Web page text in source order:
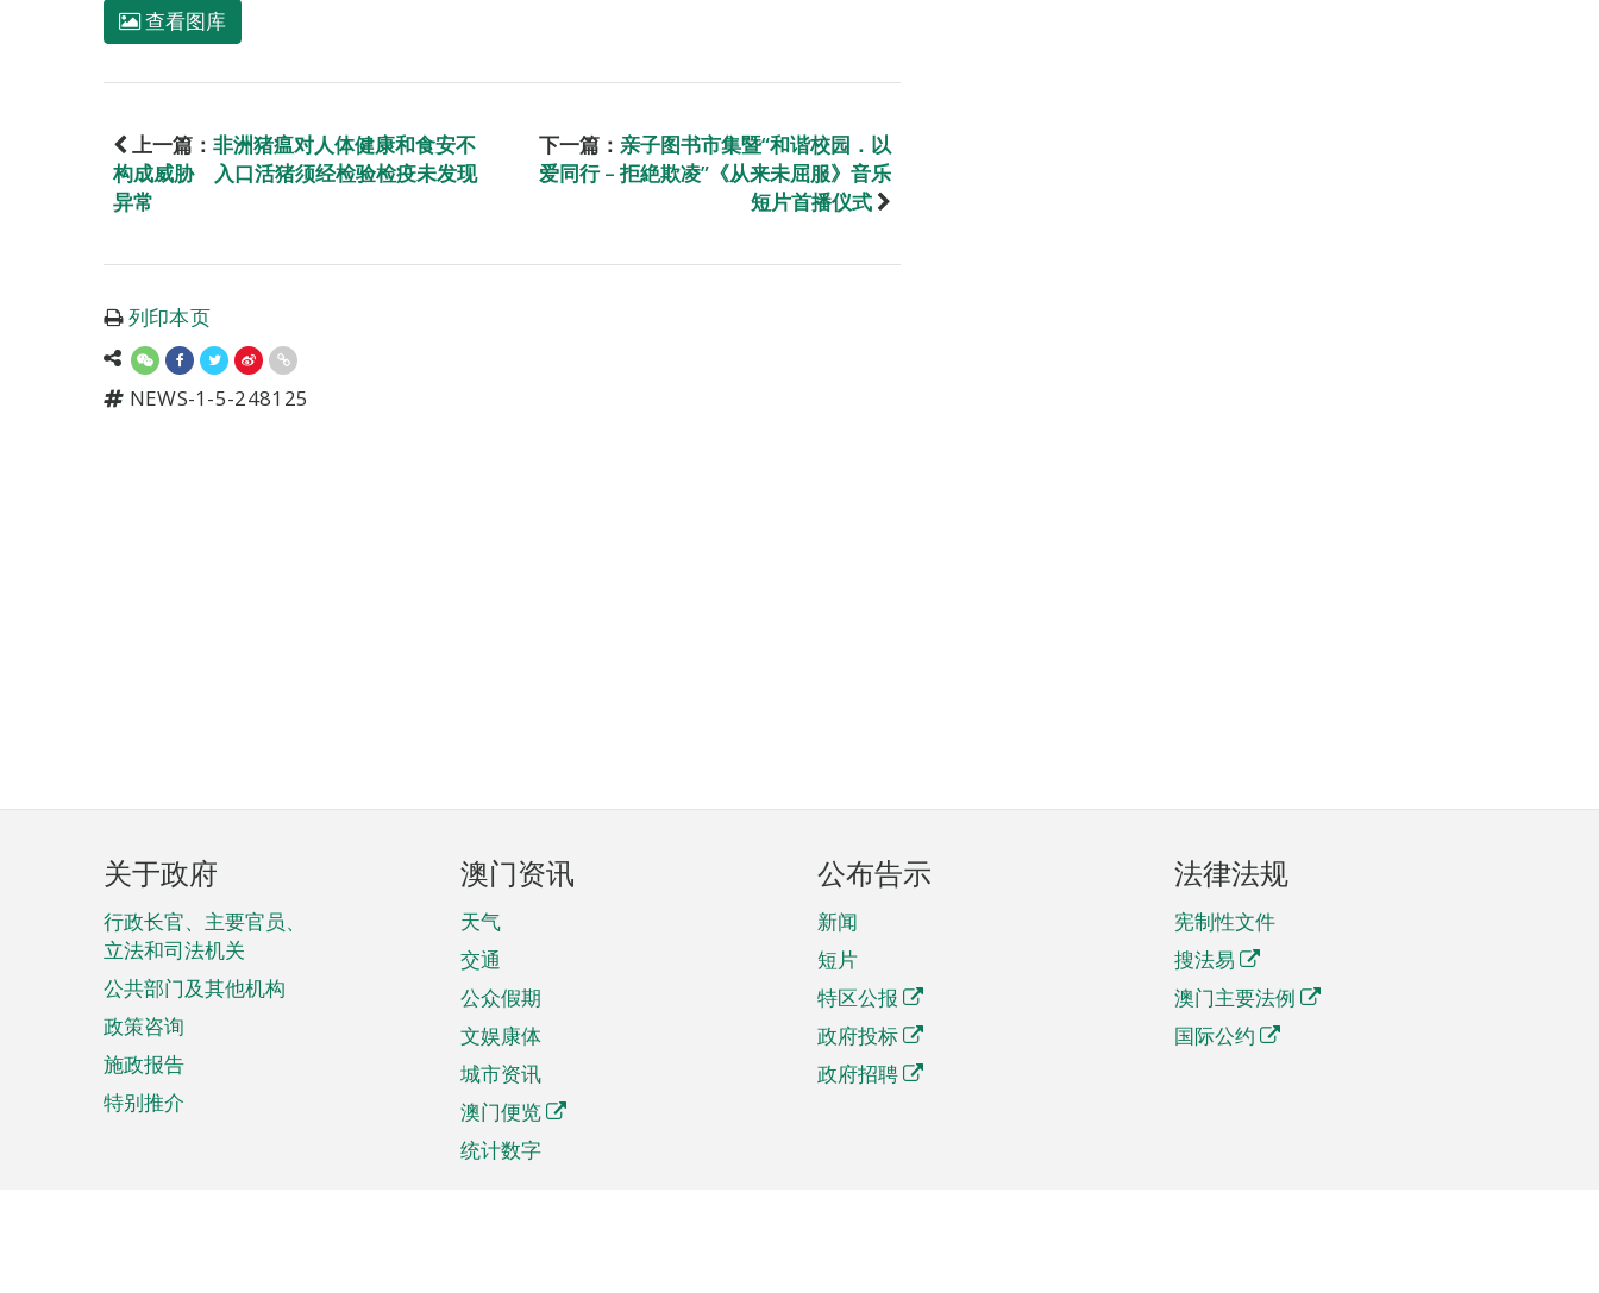
查看图库
上一篇： 非洲猪瘟对人体健康和食安不
构成威胁 入口活猪须经检验检疫未发现
异常
下一篇： 亲子图书市集暨“和谐校园．以
爱同行 – 拒絶欺凌”《从来未屈服》音乐
短片首播仪式
列印本页
NEWS-1-5-248125
页
脚
菜
单
关于政府
行政长官、主要官员、
立法和司法机关
公共部门及其他机构
政策咨询
施政报告
特别推介
澳门资讯
天气
交通
公众假期
文娱康体
城市资讯
澳门便览
统计数字
公布告示
新闻
短片
特区公报
政府投标
政府招聘
法律法规
宪制性文件
搜法易
澳门主要法例
国际公约